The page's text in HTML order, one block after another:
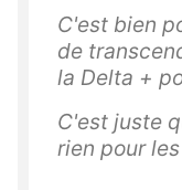
C'est bien
de
la Delta +
C'est juste
rien pour